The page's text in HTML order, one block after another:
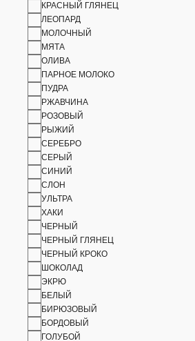
КРАСНЫЙ ГЛЯНЕЦ
ЛЕОПАРД
МОЛОЧНЫЙ
МЯТА
ОЛИВА
ПАРНОЕ МОЛОКО
ПУДРА
РЖАВЧИНА
РОЗОВЫЙ
РЫЖИЙ
СЕРЕБРО
СЕРЫЙ
СИНИЙ
СЛОН
УЛЬТРА
ХАКИ
ЧЕРНЫЙ
ЧЕРНЫЙ ГЛЯНЕЦ
ЧЕРНЫЙ КРОКО
ШОКОЛАД
ЭКРЮ
БЕЛЫЙ
БИРЮЗОВЫЙ
БОРДОВЫЙ
ГОЛУБОЙ